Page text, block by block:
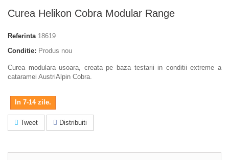
Curea Helikon Cobra Modular Range
Referinta 18619
Conditie: Produs nou
Curea modulara usoara, creata pe baza testarii in conditii extreme a
cataramei AustriAlpin Cobra.
In 7-14 zile.
Tweet Distribuiti